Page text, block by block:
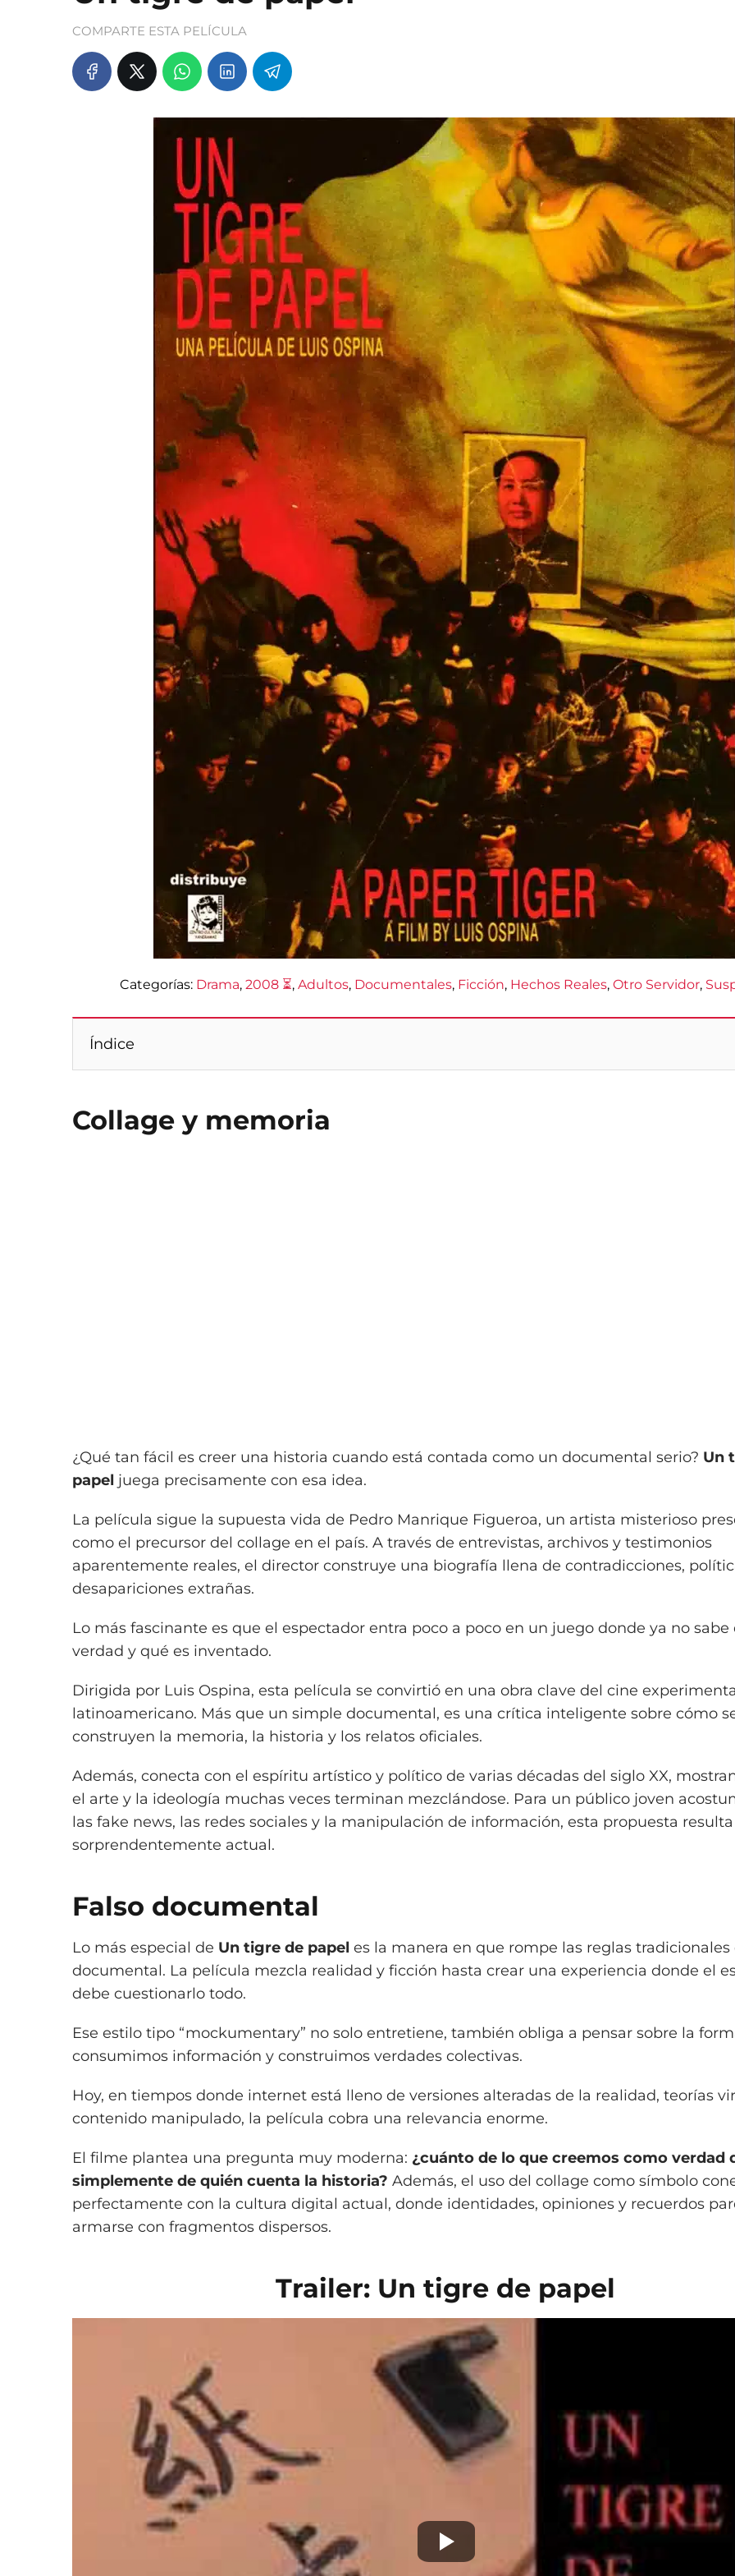
COMPARTE ESTA PELÍCULA
Categorías: Drama, 2008 ⏳, Adultos, Documentales, Ficción, Hechos Reales, Otro Servidor,
Índice
Collage y memoria
¿Qué tan fácil es creer una historia cuando está contada como un documental serio? Un
papel juega precisamente con esa idea.
La película sigue la supuesta vida de Pedro Manrique Figueroa, un artista misterioso
como el precursor del collage en el país. A través de entrevistas, archivos y testimonios
aparentemente reales, el director construye una biografía llena de contradicciones,
desapariciones extrañas.
Lo más fascinante es que el espectador entra poco a poco en un juego donde ya no sabe
verdad y qué es inventado.
Dirigida por Luis Ospina, esta película se convirtió en una obra clave del cine
latinoamericano. Más que un simple documental, es una crítica inteligente sobre cómo
construyen la memoria, la historia y los relatos oficiales.
Además, conecta con el espíritu artístico y político de varias décadas del siglo XX,
el arte y la ideología muchas veces terminan mezclándose. Para un público joven
las fake news, las redes sociales y la manipulación de información, esta propuesta resulta
sorprendentemente actual.
Falso documental
Lo más especial de Un tigre de papel es la manera en que rompe las reglas tradicionales
documental. La película mezcla realidad y ficción hasta crear una experiencia donde el
debe cuestionarlo todo.
Ese estilo tipo “mockumentary” no solo entretiene, también obliga a pensar sobre la
consumimos información y construimos verdades colectivas.
Hoy, en tiempos donde internet está lleno de versiones alteradas de la realidad, teorías
contenido manipulado, la película cobra una relevancia enorme.
El filme plantea una pregunta muy moderna: ¿cuánto de lo que creemos como verdad
simplemente de quién cuenta la historia? Además, el uso del collage como símbolo
perfectamente con la cultura digital actual, donde identidades, opiniones y recuerdos
armarse con fragmentos dispersos.
Trailer: Un tigre de papel